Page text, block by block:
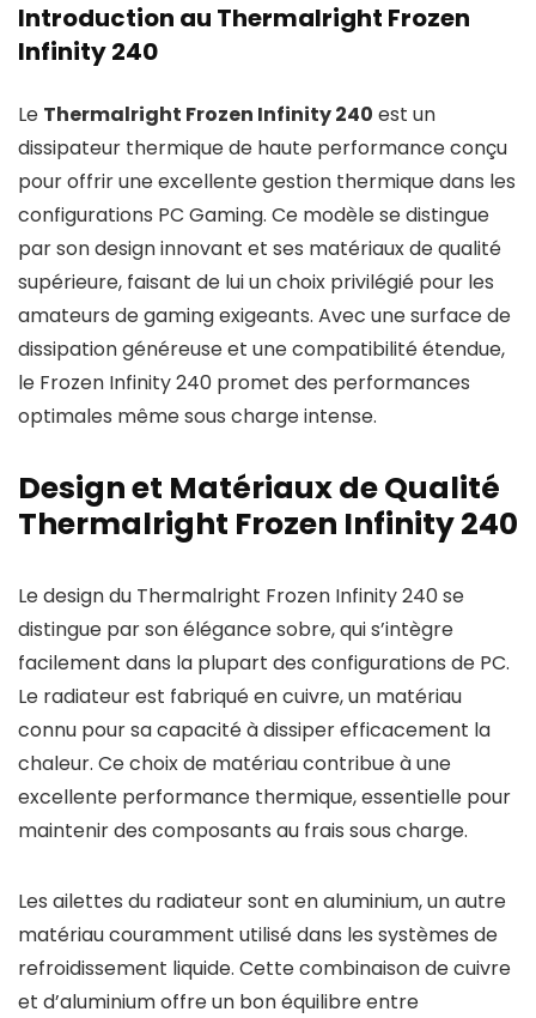
Introduction au Thermalright Frozen
Infinity 240
Le Thermalright Frozen Infinity 240 est un
dissipateur thermique de haute performance conçu
pour offrir une excellente gestion thermique dans les
configurations PC Gaming. Ce modèle se distingue
par son design innovant et ses matériaux de qualité
supérieure, faisant de lui un choix privilégié pour les
amateurs de gaming exigeants. Avec une surface de
dissipation généreuse et une compatibilité étendue,
le Frozen Infinity 240 promet des performances
optimales même sous charge intense.
Design et Matériaux de Qualité
Thermalright Frozen Infinity 240
Le design du Thermalright Frozen Infinity 240 se
distingue par son élégance sobre, qui s’intègre
facilement dans la plupart des configurations de PC.
Le radiateur est fabriqué en cuivre, un matériau
connu pour sa capacité à dissiper efficacement la
chaleur. Ce choix de matériau contribue à une
excellente performance thermique, essentielle pour
maintenir des composants au frais sous charge.
Les ailettes du radiateur sont en aluminium, un autre
matériau couramment utilisé dans les systèmes de
refroidissement liquide. Cette combinaison de cuivre
et d’aluminium offre un bon équilibre entre